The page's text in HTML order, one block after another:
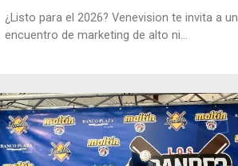
¿Listo para el 2026? Venevision te invita a un
encuentro de marketing de alto ni...